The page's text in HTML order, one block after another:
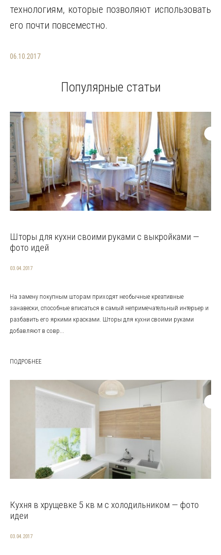
технологиям, которые позволяют использовать
его почти повсеместно.
06.10.2017
Популярные статьи
Шторы для кухни своими руками с выкройками —
фото идей
03.04.2017
На замену покупным шторам приходят необычные креативные
занавески, способные вписаться в самый непримечательный интерьер и
разбавить его яркими красками. Шторы для кухни своими руками
добавляют в совр...
ПОДРОБНЕЕ
Кухня в хрущевке 5 кв м с холодильником — фото
идеи
03.04.2017